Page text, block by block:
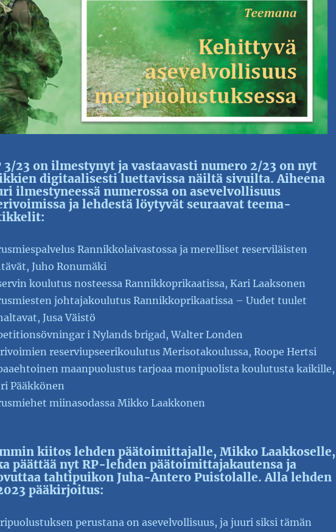
3/23 on ilmestynyt ja vastaavasti numero 2/23 on nyt
digitaalisesti luettavissa näiltä sivuilta. Aiheena
ilmestyneessä numerossa on asevelvollisuus
ja lehdestä löytyvät seuraavat teema-
Rannikkolaivastossa ja merelliset reserviläisten
Juho Ronumäki
koulutus nosteessa Rannikkoprikaatissa, Kari Laaksonen
johtajakoulutus Rannikkoprikaatissa – Uudet tuulet
Jusa Väistö
i Nylands brigad, Walter Londen
reserviupseerikoulutus Merisotakoulussa, Roope Hertsi
maanpuolustus tarjoaa monipuolista koulutusta kaikille,
Pääkkönen
miinasodassa Mikko Laakkonen
kiitos lehden päätoimittajalle, Mikko Laakkoselle,
päättää nyt RP-lehden päätoimittajakautensa ja
tahtipuikon Juha-Antero Puistolalle. Alla lehden
pääkirjoitus:
perustana on asevelvollisuus, ja juuri siksi tämän